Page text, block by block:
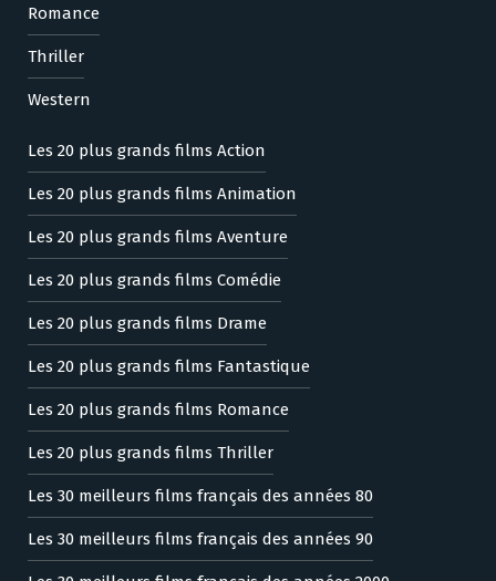
Romance
Thriller
Western
Les 20 plus grands films Action
Les 20 plus grands films Animation
Les 20 plus grands films Aventure
Les 20 plus grands films Comédie
Les 20 plus grands films Drame
Les 20 plus grands films Fantastique
Les 20 plus grands films Romance
Les 20 plus grands films Thriller
Les 30 meilleurs films français des années 80
Les 30 meilleurs films français des années 90